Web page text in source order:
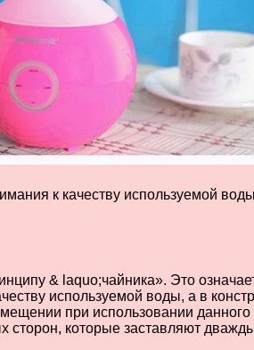
к качеству используемой
& laquo;чайника». Это
используемой воды, а в
при использовании
которые заставляют